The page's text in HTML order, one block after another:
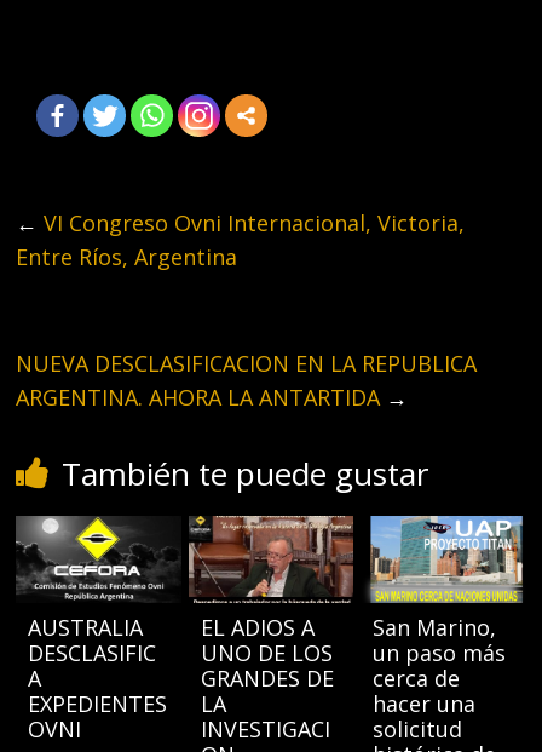
← VI Congreso Ovni Internacional, Victoria,
Entre Ríos, Argentina
NUEVA DESCLASIFICACION EN LA REPUBLICA
ARGENTINA. AHORA LA ANTARTIDA →
También te puede gustar
AUSTRALIA
DESCLASIFIC
A
EXPEDIENTES
OVNI
EL ADIOS A
UNO DE LOS
GRANDES DE
LA
INVESTIGACI
San Marino,
un paso más
cerca de
hacer una
solicitud